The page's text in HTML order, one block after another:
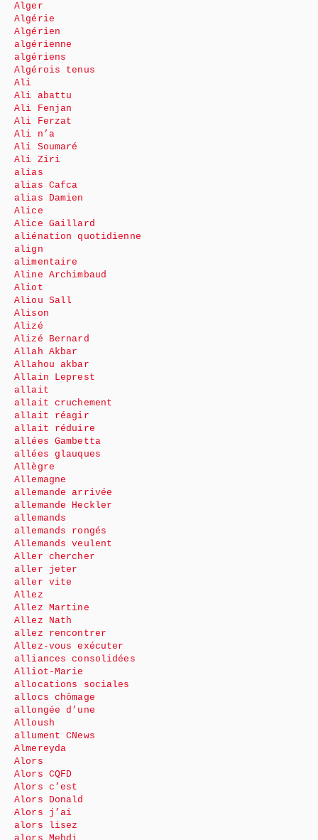
Alger
Algérie
Algérien
algérienne
algériens
Algérois tenus
Ali
Ali abattu
Ali Fenjan
Ali Ferzat
Ali n’a
Ali Soumaré
Ali Ziri
alias
alias Cafca
alias Damien
Alice
Alice Gaillard
aliénation quotidienne
align
alimentaire
Aline Archimbaud
Aliot
Aliou Sall
Alison
Alizé
Alizé Bernard
Allah Akbar
Allahou akbar
Allain Leprest
allait
allait cruchement
allait réagir
allait réduire
allées Gambetta
allées glauques
Allègre
Allemagne
allemande arrivée
allemande Heckler
allemands
allemands rongés
Allemands veulent
Aller chercher
aller jeter
aller vite
Allez
Allez Martine
Allez Nath
allez rencontrer
Allez-vous exécuter
alliances consolidées
Alliot-Marie
allocations sociales
allocs chômage
allongée d’une
Alloush
allument CNews
Almereyda
Alors
Alors CQFD
Alors c’est
Alors Donald
Alors j’ai
alors lisez